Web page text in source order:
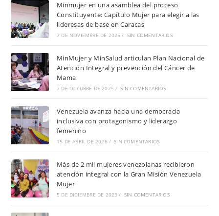
Minmujer en una asamblea del proceso
Constituyente: Capítulo Mujer para elegir a las
lideresas de base en Caracas
7 DE NOVIEMBRE DE 2025 / SIN COMENTARIOS
MinMujer y MinSalud articulan Plan Nacional de
Atención Integral y prevención del Cáncer de
Mama
7 DE OCTUBRE DE 2025 / SIN COMENTARIOS
Venezuela avanza hacia una democracia
inclusiva con protagonismo y liderazgo
femenino
15 DE ABRIL DE 2026 / SIN COMENTARIOS
Más de 2 mil mujeres venezolanas recibieron
atención integral con la Gran Misión Venezuela
Mujer
5 DE DICIEMBRE DE 2023 / SIN COMENTARIOS